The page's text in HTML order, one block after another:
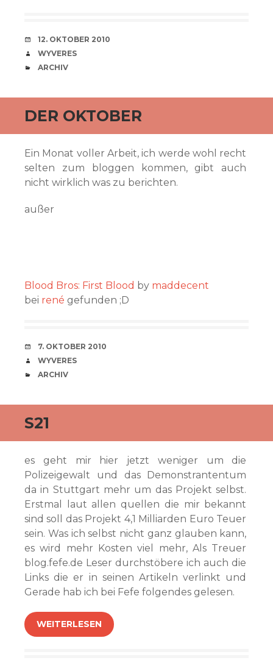
VERABREDUNG
12. OKTOBER 2010
VERFASSER
WYVERES
CATEGORIES
ARCHIV
DER OKTOBER
Ein Monat voller Arbeit, ich werde wohl recht
selten zum bloggen kommen, gibt auch
nicht wirklich was zu berichten.
außer
Blood Bros: First Blood by maddecent
bei rené gefunden ;D
VERABREDUNG
7. OKTOBER 2010
VERFASSER
WYVERES
CATEGORIES
ARCHIV
S21
es geht mir hier jetzt weniger um die
Polizeigewalt und das Demonstrantentum
da in Stuttgart mehr um das Projekt selbst.
Erstmal laut allen quellen die mir bekannt
sind soll das Projekt 4,1 Milliarden Euro Teuer
sein. Was ich selbst nicht ganz glauben kann,
es wird mehr Kosten viel mehr, Als Treuer
blog.fefe.de Leser durchstöbere ich auch die
Links die er in seinen Artikeln verlinkt und
Gerade hab ich bei Fefe folgendes gelesen.
WEITERLESEN